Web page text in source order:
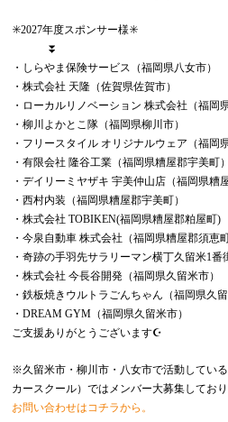
✳️2027年度スポンサー様✳️
⏬
・しらやま保険サービス（福岡県八女市）
・株式会社 天隆（佐賀県佐賀市）
・ローカルリノベーション 株式会社（福岡
・柳川よかとこ隊（福岡県柳川市）
・フリースタイル オリジナルウェア（福岡
・有限会社 隆谷工業（福岡県糟屋郡宇美町）
・デイリーミヤザキ 宇美仲山店（福岡県糟
・西村内装（福岡県糟屋郡宇美町）
・株式会社 TOBIKEN(福岡県糟屋郡粕屋町)
・今泉自動車 株式会社（福岡県糟屋郡須恵町
・奇跡の手羽先サラリーマン横丁久留米1番
・株式会社 今長谷開発（福岡県久留米市）
・鉄板焼きウルトラごんちゃん（福岡県久留
・DREAM GYM（福岡県久留米市）
ご支援ありがとうございます☪️
※久留米市・柳川市・八女市で活動してい
カースクール）ではメンバー大募集しており
お問い合わせはコチラから。